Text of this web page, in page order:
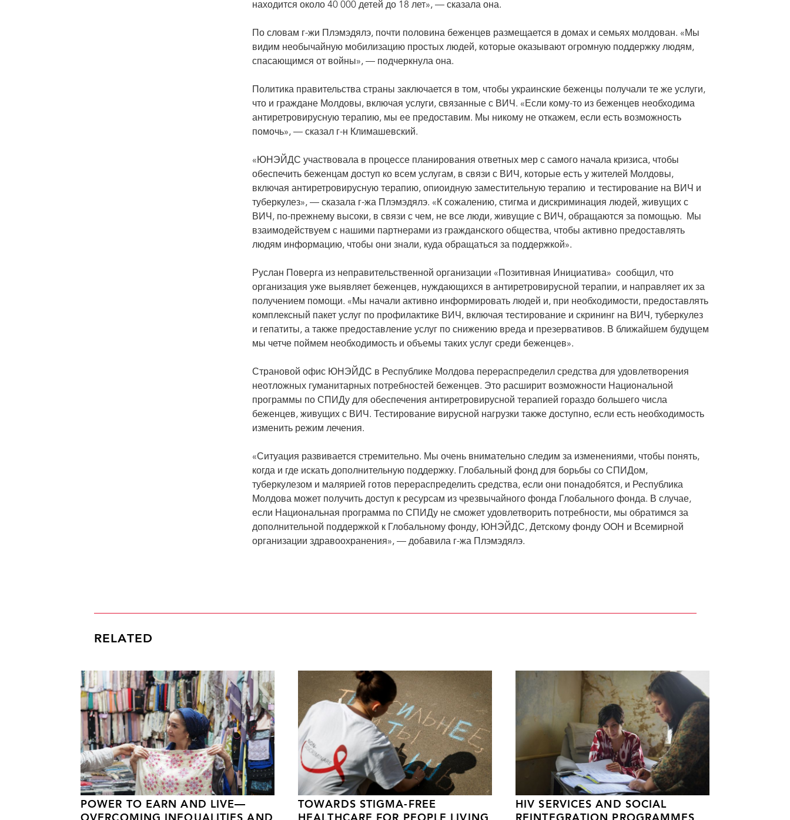
находится около 40 000 детей до 18 лет», — сказала она.
По словам г-жи Плэмэдялэ, почти половина беженцев размещается в домах и семьях молдован. «Мы
видим необычайную мобилизацию простых людей, которые оказывают огромную поддержку людям,
спасающимся от войны», — подчеркнула она.
Политика правительства страны заключается в том, чтобы украинские беженцы получали те же услуги,
что и граждане Молдовы, включая услуги, связанные с ВИЧ. «Если кому-то из беженцев необходима
антиретровирусную терапию, мы ее предоставим. Мы никому не откажем, если есть возможность
помочь», — сказал г-н Климашевский.
«ЮНЭЙДС участвовала в процессе планирования ответных мер с самого начала кризиса, чтобы
обеспечить беженцам доступ ко всем услугам, в связи с ВИЧ, которые есть у жителей Молдовы,
включая антиретровирусную терапию, опиоидную заместительную терапию и тестирование на ВИЧ и
туберкулез», — сказала г-жа Плэмэдялэ. «К сожалению, стигма и дискриминация людей, живущих с
ВИЧ, по-прежнему высоки, в связи с чем, не все люди, живущие с ВИЧ, обращаются за помощью. Мы
взаимодействуем с нашими партнерами из гражданского общества, чтобы активно предоставлять
людям информацию, чтобы они знали, куда обращаться за поддержкой».
Руслан Поверга из неправительственной организации «Позитивная Инициатива» сообщил, что
организация уже выявляет беженцев, нуждающихся в антиретровирусной терапии, и направляет их за
получением помощи. «Мы начали активно информировать людей и, при необходимости, предоставлять
комплексный пакет услуг по профилактике ВИЧ, включая тестирование и скрининг на ВИЧ, туберкулез
и гепатиты, а также предоставление услуг по снижению вреда и презервативов. В ближайшем будущем
мы четче поймем необходимость и объемы таких услуг среди беженцев».
Страновой офис ЮНЭЙДС в Республике Молдова перераспределил средства для удовлетворения
неотложных гуманитарных потребностей беженцев. Это расширит возможности Национальной
программы по СПИДу для обеспечения антиретровирусной терапией гораздо большего числа
беженцев, живущих с ВИЧ. Тестирование вирусной нагрузки также доступно, если есть необходимость
изменить режим лечения.
«Ситуация развивается стремительно. Мы очень внимательно следим за изменениями, чтобы понять,
когда и где искать дополнительную поддержку. Глобальный фонд для борьбы со СПИДом,
туберкулезом и малярией готов перераспределить средства, если они понадобятся, и Республика
Молдова может получить доступ к ресурсам из чрезвычайного фонда Глобального фонда. В случае,
если Национальная программа по СПИДу не сможет удовлетворить потребности, мы обратимся за
дополнительной поддержкой к Глобальному фонду, ЮНЭЙДС, Детскому фонду ООН и Всемирной
организации здравоохранения», — добавила г-жа Плэмэдялэ.
RELATED
POWER TO EARN AND LIVE—
TOWARDS STIGMA-FREE
HIV SERVICES AND SOCIAL